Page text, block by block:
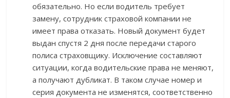
обязательно. Но если водитель требует
замену, сотрудник страховой компании не
имеет права отказать. Новый документ будет
выдан спустя 2 дня после передачи старого
полиса страховщику. Исключение составляют
ситуации, когда водительские права не меняют,
а получают дубликат. В таком случае номер и
серия документа не изменятся, соответственно